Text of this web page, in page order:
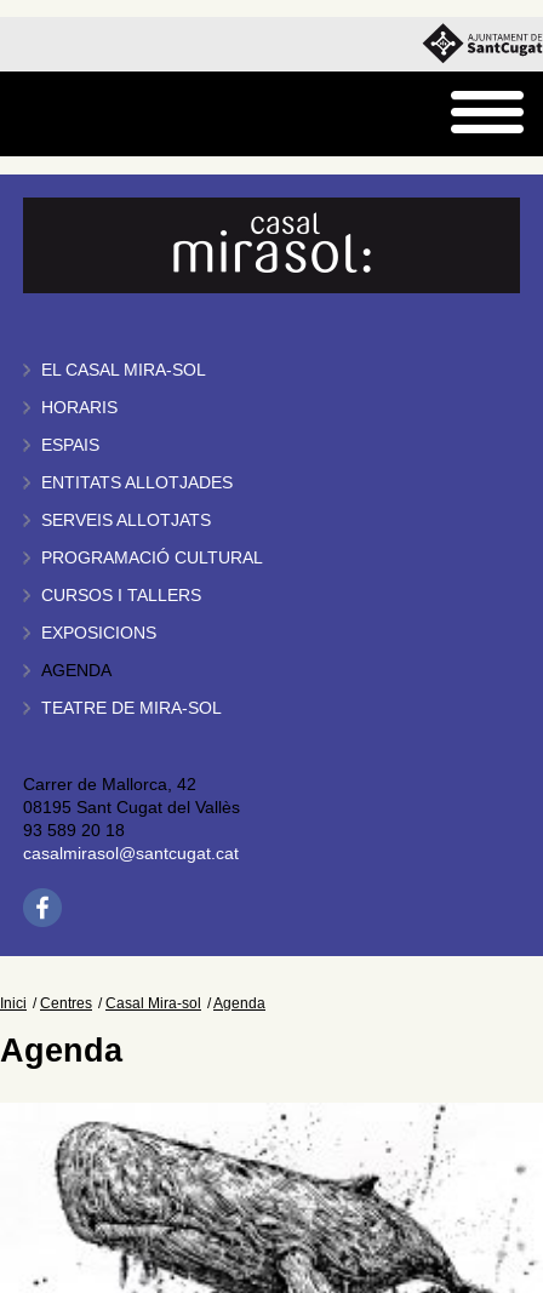
EL CASAL MIRA-SOL
HORARIS
ESPAIS
ENTITATS ALLOTJADES
SERVEIS ALLOTJATS
PROGRAMACIÓ CULTURAL
CURSOS I TALLERS
EXPOSICIONS
AGENDA
TEATRE DE MIRA-SOL
Carrer de Mallorca, 42
08195 Sant Cugat del Vallès
93 589 20 18
casalmirasol@santcugat.cat
Inici Centres Casal Mira-sol Agenda
Agenda